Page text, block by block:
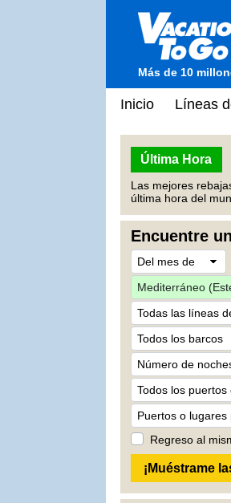
Más de 10
Inicio Líneas
Última Hora
Las mejores
última hora del
Encuentre
Regreso al